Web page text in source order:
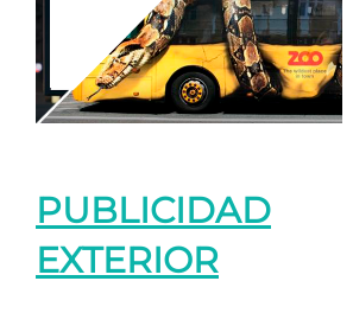
PUBLICIDAD
EXTERIOR